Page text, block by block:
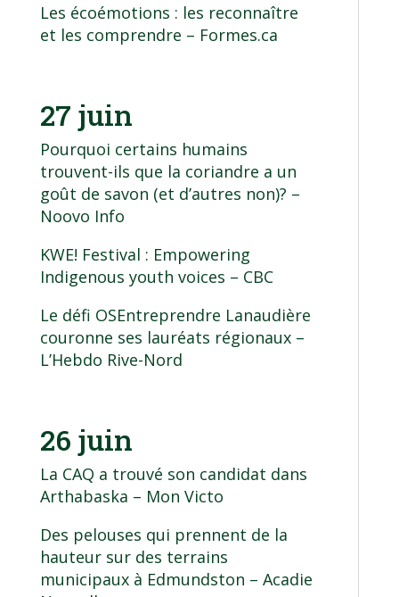
Les écoémotions : les reconnaître
et les comprendre – Formes.ca
27 juin
Pourquoi certains humains
trouvent-ils que la coriandre a un
goût de savon (et d’autres non)? –
Noovo Info
KWE! Festival : Empowering
Indigenous youth voices – CBC
Le défi OSEntreprendre Lanaudière
couronne ses lauréats régionaux–
L’Hebdo Rive-Nord
26 juin
La CAQ a trouvé son candidat dans
Arthabaska – Mon Victo
Des pelouses qui prennent de la
hauteur sur des terrains
municipaux à Edmundston – Acadie